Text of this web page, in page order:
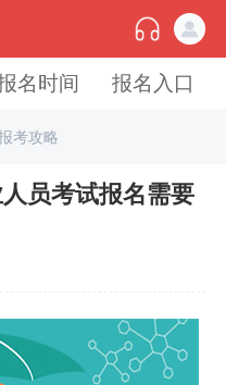
名时间 报名入口
考攻略
员考试报名需要